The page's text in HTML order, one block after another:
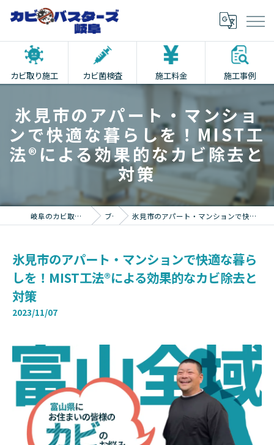
カビ取り施工 カビ菌検査 施工料金 施工事例
氷見市のアパート・マンショ
ンで快適な暮らしを！MIST工
法®による効果的なカビ除去と
対策
岐阜のカビ取りならカビバスターズ岐阜 ブログ 氷見市のアパート・マンションで快適な暮らしを！MIST工法®による効果的なカビ除去と対策
氷見市のアパート・マンションで快適な暮ら
しを！MIST工法®による効果的なカビ除去と
対策
2023/11/07